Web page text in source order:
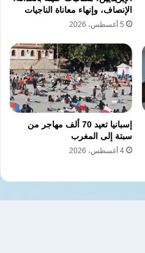
الإنصاف، وإنهاء معاناة الناجيات
5 أغسطس، 2026
إسبانيا تعيد 70 ألف مهاجر من
سبتة إلى المغرب
4 أغسطس، 2026